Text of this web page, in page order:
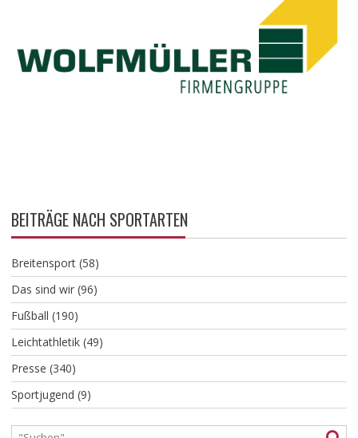
BEITRÄGE NACH SPORTARTEN
Breitensport(58)
Das sind wir(96)
Fußball (190)
Leichtathletik(49)
Presse (340)
Sportjugend (9)